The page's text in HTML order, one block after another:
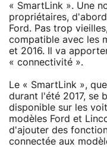
« SmartLink ». Une
propriétaires,
Ford. Pas trop
compatible avec les
et 2016. Il va
« connectivité ».
Le « SmartLink »,
durant l'été 2017, se
disponible sur les
modèles Ford et
d'ajouter des
connectée aux